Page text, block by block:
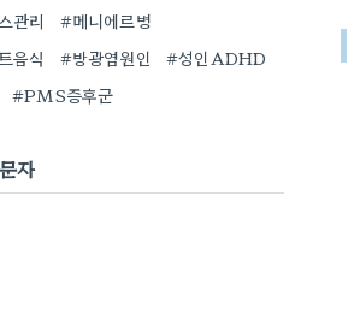
관리
#메니에르병
음식
#방광염원인
#성인ADHD
#PMS증후군
자